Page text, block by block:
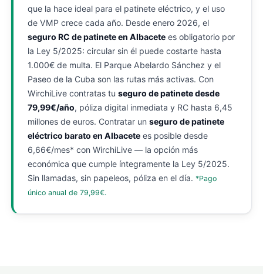
que la hace ideal para el patinete eléctrico, y el uso
de VMP crece cada año. Desde enero 2026, el
seguro RC de patinete en Albacete es obligatorio por
la Ley 5/2025: circular sin él puede costarte hasta
1.000€ de multa. El Parque Abelardo Sánchez y el
Paseo de la Cuba son las rutas más activas. Con
WirchiLive contratas tuseguro de patinete desde
79,99€/año, póliza digital inmediata y RC hasta 6,45
millones de euros. Contratar unseguro de patinete
eléctrico barato en Albacete es posible desde
6,66€/mes* con WirchiLive — la opción más
económica que cumple íntegramente la Ley 5/2025.
Sin llamadas, sin papeleos, póliza en el día.*Pago
único anual de 79,99€.